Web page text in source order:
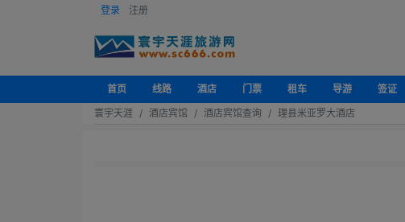
登录 注册
首页 线路 酒店 门票 租车 导游 签证
寰宇天涯
酒店宾馆 酒店宾馆查询 理县米亚罗大酒店